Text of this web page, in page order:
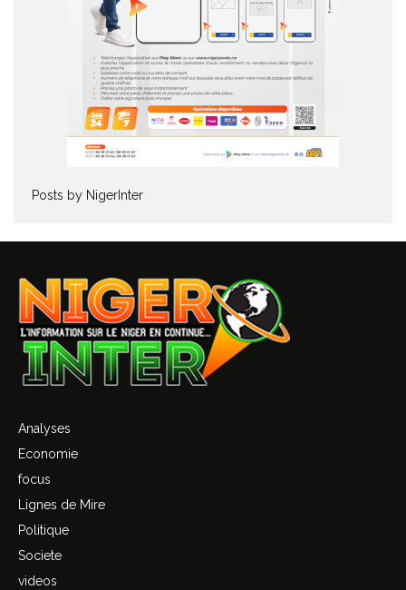
Posts by NigerInter
Analyses
Economie
focus
Lignes de Mire
Politique
Societe
videos